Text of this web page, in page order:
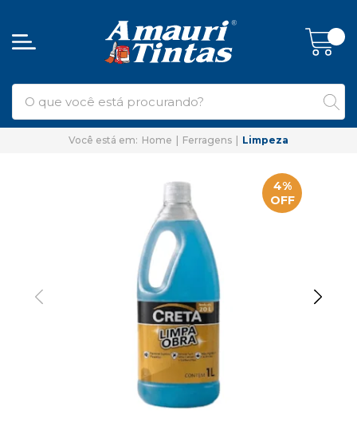
Home Ferragens Limpeza
4%
OFF